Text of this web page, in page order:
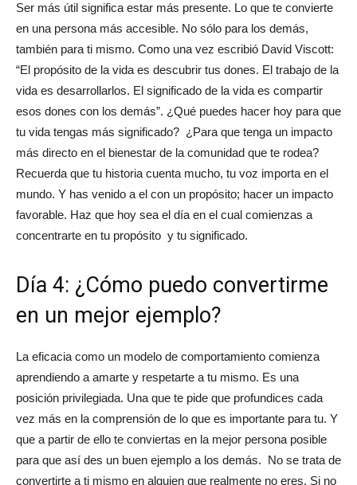
Ser más útil significa estar más presente. Lo que te convierte
en una persona más accesible. No sólo para los demás,
también para ti mismo. Como una vez escribió David Viscott:
“El propósito de la vida es descubrir tus dones. El trabajo de la
vida es desarrollarlos. El significado de la vida es compartir
esos dones con los demás”. ¿Qué puedes hacer hoy para que
tu vida tengas más significado? ¿Para que tenga un impacto
más directo en el bienestar de la comunidad que te rodea?
Recuerda que tu historia cuenta mucho, tu voz importa en el
mundo. Y has venido a el con un propósito; hacer un impacto
favorable. Haz que hoy sea el día en el cual comienzas a
concentrarte en tu propósito y tu significado.
Día 4: ¿Cómo puedo convertirme
en un mejor ejemplo?
La eficacia como un modelo de comportamiento comienza
aprendiendo a amarte y respetarte a tu mismo. Es una
posición privilegiada. Una que te pide que profundices cada
vez más en la comprensión de lo que es importante para tu. Y
que a partir de ello te conviertas en la mejor persona posible
para que así des un buen ejemplo a los demás. No se trata de
convertirte a ti mismo en alguien que realmente no eres. Si no